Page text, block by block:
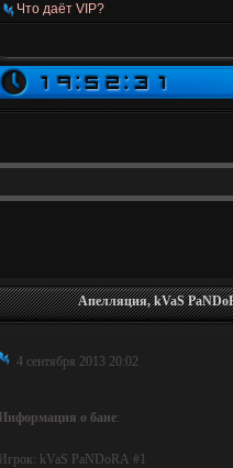
Что даёт VIP?
Апелляция, kVaS
4 сентября 2013 20:02
Информация о бане:
Игрок: kVaS PaNDoRА #1